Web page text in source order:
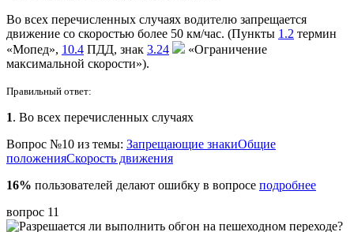
Во всех перечисленных случаях водителю запрещается
движение со скоростью более 50 км/час. (Пункты 1.2 термин
«Мопед», 10.4 ПДД, знак 3.24
«Ограничение
максимальной скорости»).
Правильный ответ:
1. Во всех перечисленных случаях
Вопрос №10 из темы: Запрещающие знакиОбщие
положенияСкорость движения
16% пользователей делают ошибку в вопросе подробнее
вопрос 11